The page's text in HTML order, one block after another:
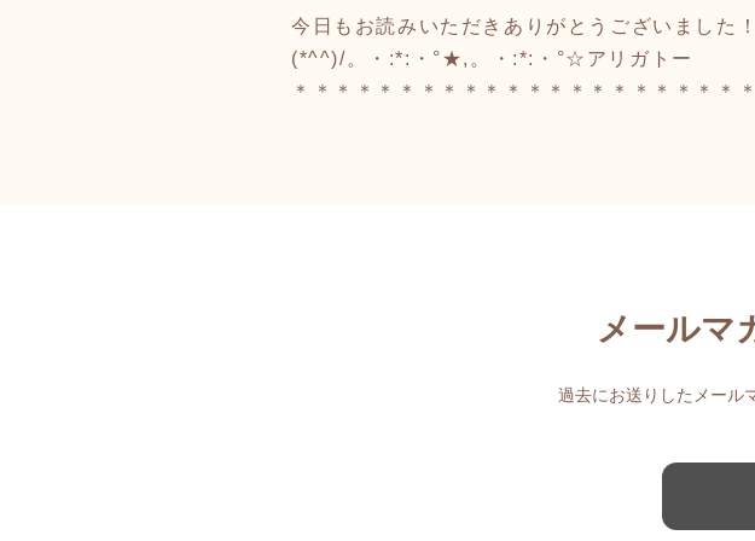
今日もお読みいただきありがとうございました！
(*^^)/。・:*:・°★,。・:*:・°☆アリガトー
＊＊＊＊＊＊＊＊＊＊＊＊＊＊＊＊＊＊＊＊＊
メールマ
過去にお送りしたメール